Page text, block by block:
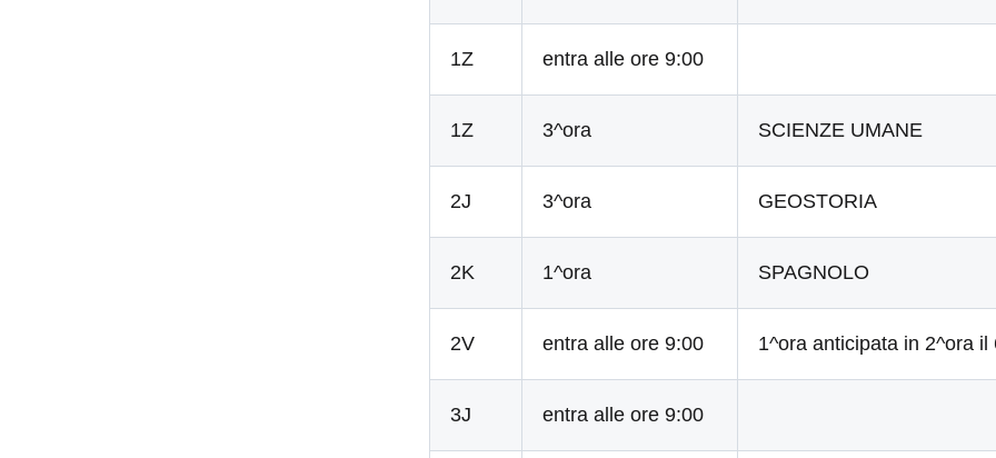
1Z entra alle ore 9:00
1Z 3^ora SCIENZE UMANE
2J 3^ora GEOSTORIA
2K 1^ora SPAGNOLO
2V entra alle ore 9:00 1^ora anticipata in 2^ora il
3J entra alle ore 9:00